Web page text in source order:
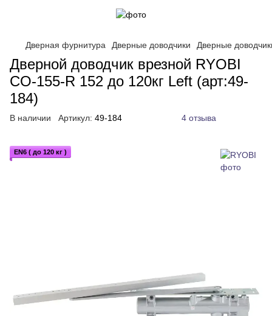
Дверная фурнитура Дверные доводчики Дверные
Дверной доводчик врезной RYOBI
CO-155-R 152 до 120кг Left (арт:49-
184)
В наличии Артикул: 49-184 4 отзыва
EN6 ( до 120 кг )